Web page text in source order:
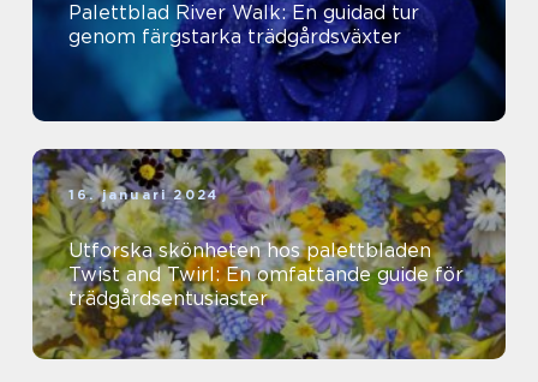
Palettblad River Walk: En guidad tur
genom färgstarka trädgårdsväxter
16. januari 2024
Utforska skönheten hos palettbladen
Twist and Twirl: En omfattande guide för
trädgårdsentusiaster